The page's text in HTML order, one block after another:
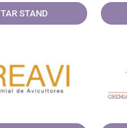
STAND